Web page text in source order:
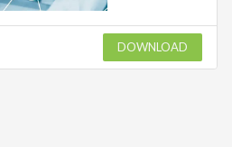
DOWNLOAD